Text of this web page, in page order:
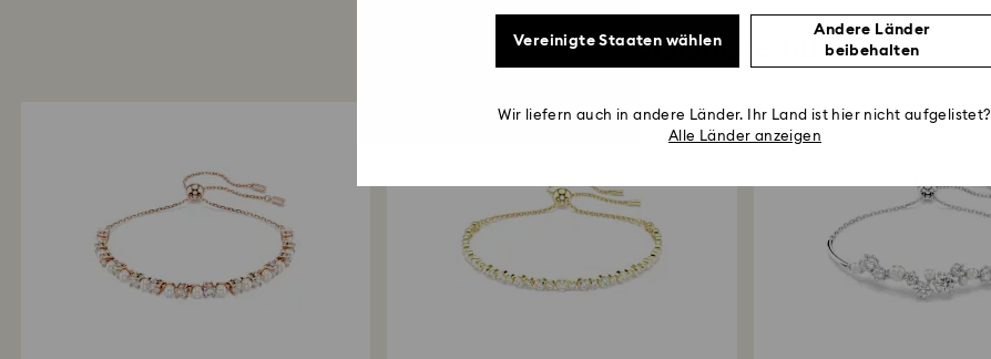
Vorschläge für Sie
Vereinigte Staaten wählen
Andere Länder
beibehalten
Wir liefern auch in andere Länder. Ihr Land ist hier nicht aufgelistet?
Alle Länder anzeigen